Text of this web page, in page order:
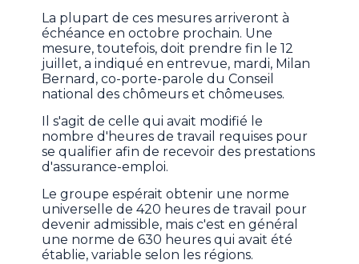
La plupart de ces mesures arriveront à
échéance en octobre prochain. Une
mesure, toutefois, doit prendre fin le 12
juillet, a indiqué en entrevue, mardi, Milan
Bernard, co-porte-parole du Conseil
national des chômeurs et chômeuses.
Il s'agit de celle qui avait modifié le
nombre d'heures de travail requises pour
se qualifier afin de recevoir des prestations
d'assurance-emploi.
Le groupe espérait obtenir une norme
universelle de 420 heures de travail pour
devenir admissible, mais c'est en général
une norme de 630 heures qui avait été
établie, variable selon les régions.